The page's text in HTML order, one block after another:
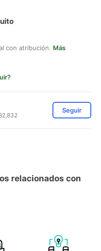
con atribución. Más
Seguir
relacionados con